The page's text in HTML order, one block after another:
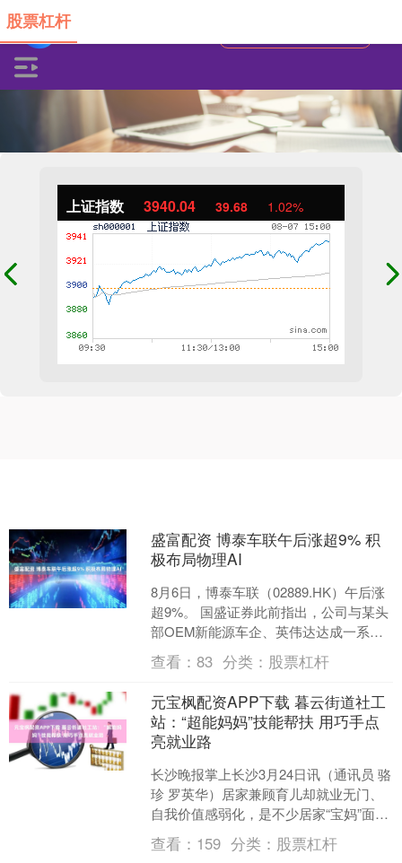
上证指数 3940.04 39.68 1.02%
股票杠杆
盛富配资 博泰车联午后涨超9% 积
极布局物理AI
8月6日，博泰车联（02889.HK）午后涨
超9%。 国盛证券此前指出，公司与某头
部OEM新能源车企、英伟达达成一系列
深度合作，推进AI box解决方案，进一
步....
查看：83 分类： 股票杠杆
元宝枫配资APP下载 暮云街道社工
站：“超能妈妈”技能帮扶 用巧手点
亮就业路
长沙晚报掌上长沙3月24日讯（通讯员 骆
珍 罗英华）居家兼顾育儿却就业无门、
自我价值感弱化，是不少居家“宝妈”面临
的现实困境。近日，天心区暮云街道民
政社工站聚焦....
查看： 159 分类： 股票杠杆